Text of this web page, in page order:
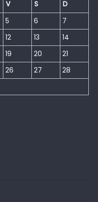
V S
D
5 6
7
12 13
14
19 20
21
26 27
28